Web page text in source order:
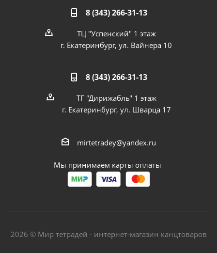
8 (343) 266-31-13
ТЦ "Успенский" 1 этаж
г. Екатеринбург, ул. Вайнера 10
8 (343) 266-31-13
ТГ "Дирижабль" 1 этаж
г. Екатеринбург, ул. Шварца 17
mirtetradey@yandex.ru
Мы принимаем карты оплаты
2026 © Мир тетрадей - интернет-магазин канцтоваров